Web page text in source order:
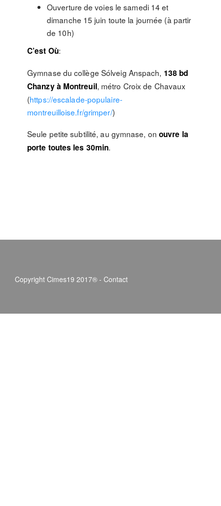
Ouverture de voies le samedi 14 et
dimanche 15 juin toute la journée (à partir
de 10h)
C’est Où:
Gymnase du collège Sólveig Anspach, 138 bd
Chanzy à Montreuil, métro Croix de Chavaux
(https://escalade-populaire-
montreuilloise.fr/grimper/)
Seule petite subtilité, au gymnase, on ouvre la
porte toutes les 30min.
Copyright Cimes19 2017® - Contact